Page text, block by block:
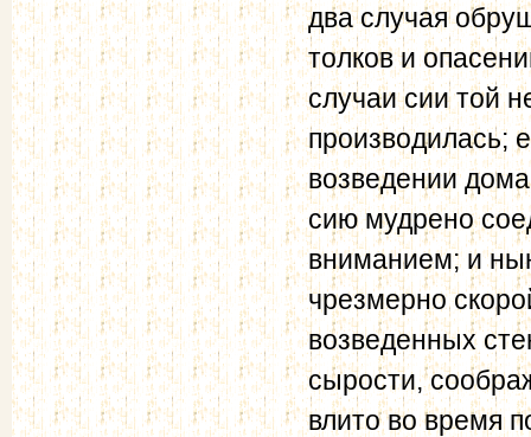
два случая
толков и
случаи сии той
производилась;
возведении
сию мудрено
вниманием; и
чрезмерно
возведенных
сырости,
влито во время